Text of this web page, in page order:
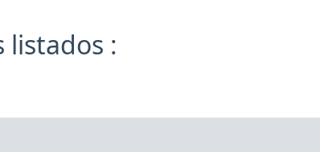
listados :